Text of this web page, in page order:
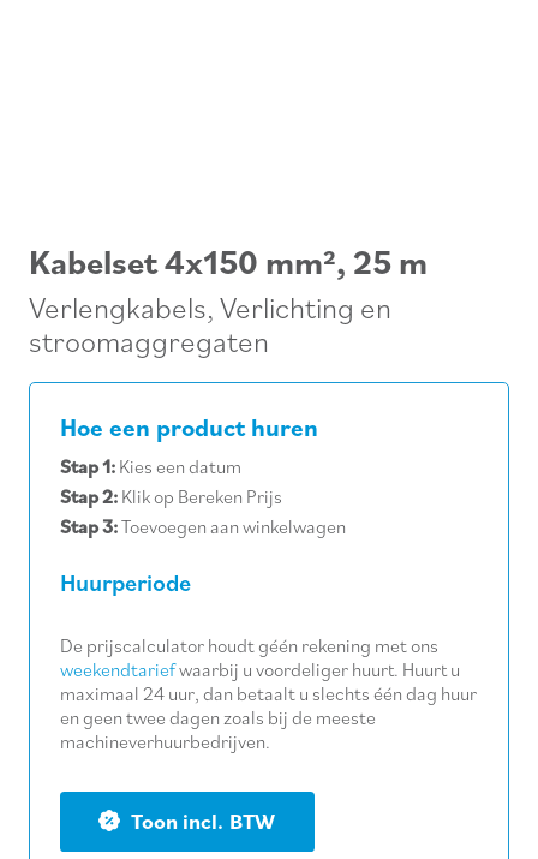
Kabelset 4x150 mm², 25 m
Verlengkabels,Verlichting en
stroomaggregaten
Hoe een product huren
Stap 1: Kies een datum
Stap 2: Klik op Bereken Prijs
Stap 3:Toevoegen aan winkelwagen
Huurperiode
De prijscalculator houdt géén rekening met ons
weekendtariefwaarbij u voordeliger huurt. Huurt u
maximaal 24 uur, dan betaalt u slechts één dag huur
en geen twee dagen zoals bij de meeste
machineverhuurbedrijven.
BTW